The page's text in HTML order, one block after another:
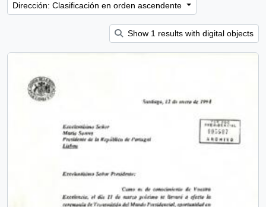
Dirección: Clasificación en orden ascendente
Show 1 results with digital objects